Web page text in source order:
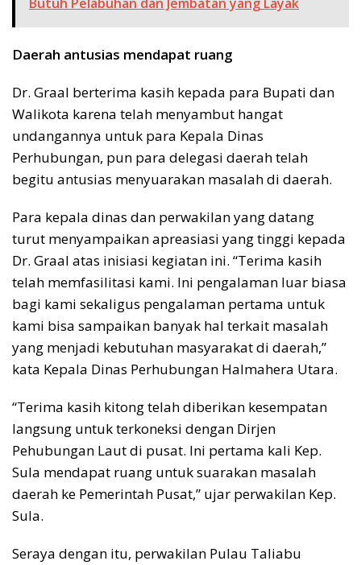
Daerah antusias mendapat ruang
Dr. Graal berterima kasih kepada para Bupati dan
Walikota karena telah menyambut hangat
undangannya untuk para Kepala Dinas
Perhubungan, pun para delegasi daerah telah
begitu antusias menyuarakan masalah di daerah.
Para kepala dinas dan perwakilan yang datang
turut menyampaikan apreasiasi yang tinggi kepada
Dr. Graal atas inisiasi kegiatan ini. “Terima kasih
telah memfasilitasi kami. Ini pengalaman luar biasa
bagi kami sekaligus pengalaman pertama untuk
kami bisa sampaikan banyak hal terkait masalah
yang menjadi kebutuhan masyarakat di daerah,”
kata Kepala Dinas Perhubungan Halmahera Utara.
“Terima kasih kitong telah diberikan kesempatan
langsung untuk terkoneksi dengan Dirjen
Pehubungan Laut di pusat. Ini pertama kali Kep.
Sula mendapat ruang untuk suarakan masalah
daerah ke Pemerintah Pusat,” ujar perwakilan Kep.
Sula.
Seraya dengan itu, perwakilan Pulau Taliabu